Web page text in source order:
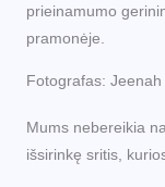
prieinamumo
pramonėje.
Fotografas: Jeenah
Mums nebereikia
išsirinkę sritis,